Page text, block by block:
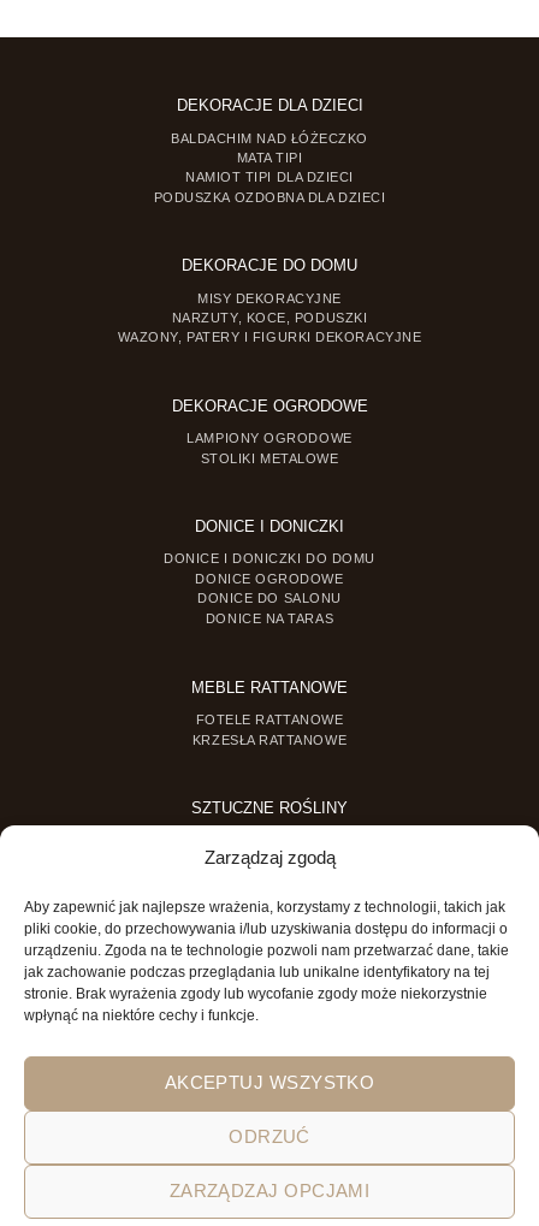
Zarządzaj zgodą
Aby zapewnić jak najlepsze wrażenia, korzystamy z technologii, takich jak
pliki cookie, do przechowywania i/lub uzyskiwania dostępu do informacji o
urządzeniu. Zgoda na te technologie pozwoli nam przetwarzać dane, takie
jak zachowanie podczas przeglądania lub unikalne identyfikatory na tej
stronie. Brak wyrażenia zgody lub wycofanie zgody może niekorzystnie
wpłynąć na niektóre cechy i funkcje.
AKCEPTUJ WSZYSTKO
ODRZUĆ
ZARZĄDZAJ OPCJAMI
DEKORACJE DLA DZIECI
BALDACHIM NAD ŁÓŻECZKO
MATA TIPI
NAMIOT TIPI DLA DZIECI
PODUSZKA OZDOBNA DLA DZIECI
DEKORACJE DO DOMU
MISY DEKORACYJNE
NARZUTY, KOCE, PODUSZKI
WAZONY, PATERY I FIGURKI DEKORACYJNE
DEKORACJE OGRODOWE
LAMPIONY OGRODOWE
STOLIKI METALOWE
DONICE I DONICZKI
DONICE I DONICZKI DO DOMU
DONICE OGRODOWE
DONICE DO SALONU
DONICE NA TARAS
MEBLE RATTANOWE
FOTELE RATTANOWE
KRZESŁA RATTANOWE
SZTUCZNE ROŚLINY
SZTUCZNE ROŚLINY DONICZKOWE
MINI OGRODY
MINI OGRÓD DLA DZIECI
POLITYKA PRYWATNOŚCI
REGULAMIN SKLEPU ON-LINE
DOSTAWA